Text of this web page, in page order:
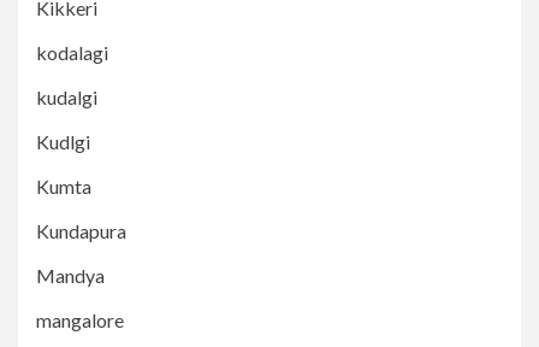
Kikkeri
kodalagi
kudalgi
Kudlgi
Kumta
Kundapura
Mandya
mangalore